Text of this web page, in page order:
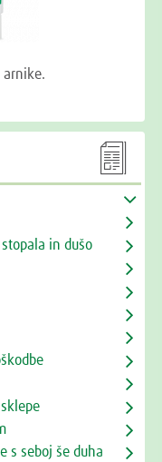
arnike.

in dušo
s seboj še duha